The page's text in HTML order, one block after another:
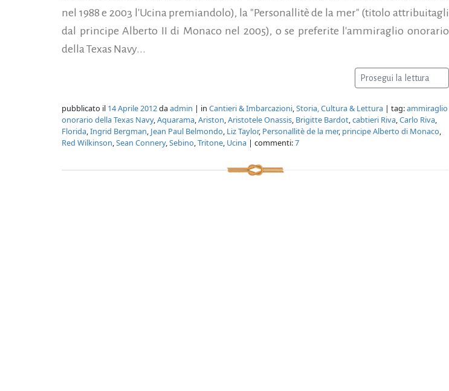
nel 1988 e 2003 l'Ucina premiandolo), la "Personallitè de la mer" (titolo attribuitagli
dal principe Alberto II di Monaco nel 2005), o se preferite l'ammiraglio onorario
della Texas Navy...
Prosegui la lettura
pubblicato il 14 Aprile 2012daadmin | in Cantieri & Imbarcazioni,Storia, Cultura & Lettura | tag:ammiraglio
onorario della Texas Navy,Aquarama,Ariston,Aristotele Onassis, Brigitte Bardot,cabtieri Riva,Carlo Riva,
Florida,Ingrid Bergman, Jean Paul Belmondo, Liz Taylor, Personallitè de la mer, principe Alberto di Monaco,
Red Wilkinson,Sean Connery,Sebino,Tritone, Ucina | commenti:7